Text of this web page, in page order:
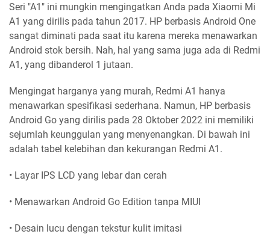
Seri "A1" ini mungkin mengingatkan Anda pada Xiaomi Mi
A1 yang dirilis pada tahun 2017. HP berbasis Android One
sangat diminati pada saat itu karena mereka menawarkan
Android stok bersih. Nah, hal yang sama juga ada di Redmi
A1, yang dibanderol 1 jutaan.
Mengingat harganya yang murah, Redmi A1 hanya
menawarkan spesifikasi sederhana. Namun, HP berbasis
Android Go yang dirilis pada 28 Oktober 2022 ini memiliki
sejumlah keunggulan yang menyenangkan. Di bawah ini
adalah tabel kelebihan dan kekurangan Redmi A1.
• Layar IPS LCD yang lebar dan cerah
• Menawarkan Android Go Edition tanpa MIUI
• Desain lucu dengan tekstur kulit imitasi